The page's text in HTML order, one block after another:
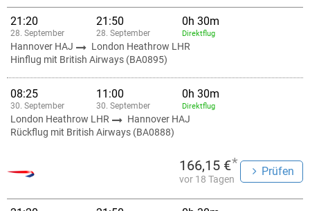
21:20
28. September
21:50
28. September
0h 30m
Direktflug
Hannover HAJ
London Heathrow LHR
Hinflug mit British Airways (BA0895)
08:25
30. September
11:00
30. September
0h 30m
Direktflug
London Heathrow LHR
Hannover HAJ
Rückflug mit British Airways (BA0888)
166,15 €*
vor 18 Tagen
Prüfen